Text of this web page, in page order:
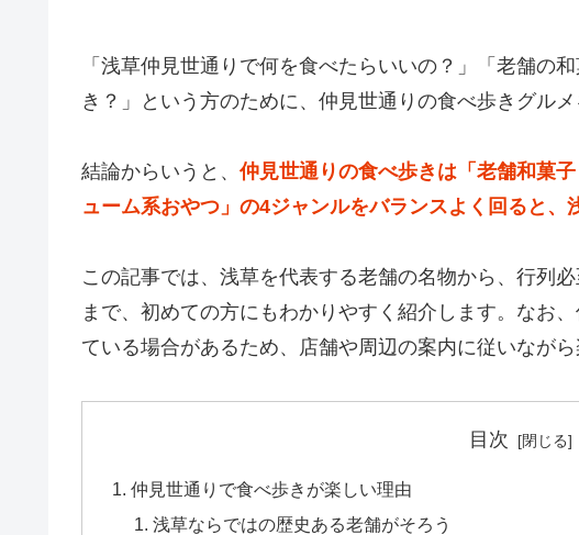
「浅草仲見世通りで何を食べたらいいの？」「老舗の
き？」という方のために、仲見世通りの食べ歩きグルメ
結論からいうと、 仲見世通りの食べ歩きは「老舗和菓
ューム系おやつ」の4ジャンルをバランスよく回ると、
この記事では、浅草を代表する老舗の名物から、行列
まで、初めての方にもわかりやすく紹介します。なお
ている場合があるため、店舗や周辺の案内に従いながら
目次
仲見世通りで食べ歩きが楽しい理由
浅草ならではの歴史ある老舗がそろう